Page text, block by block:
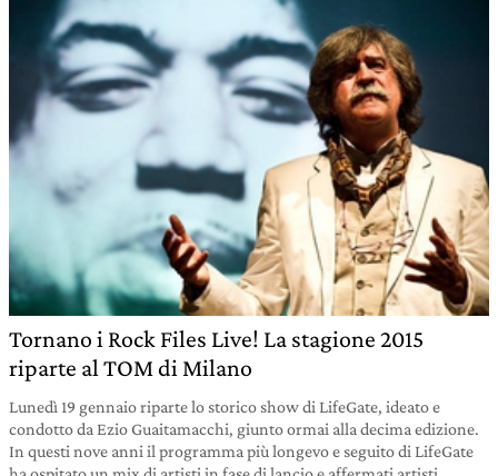
Tornano i Rock Files Live! La stagione 2015
riparte al TOM di Milano
Lunedì 19 gennaio riparte lo storico show di LifeGate, ideato e
condotto da Ezio Guaitamacchi, giunto ormai alla decima edizione.
In questi nove anni il programma più longevo e seguito di LifeGate